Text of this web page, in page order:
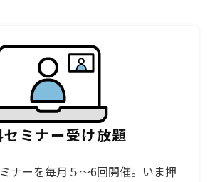
セミナー受け放題
ナーを毎月５～6回開催。いま押